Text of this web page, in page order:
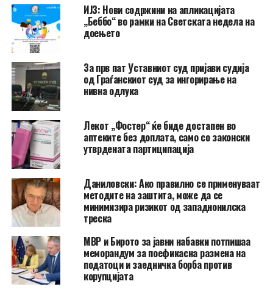
ИЈЗ: Нови содржини на апликацијата
„Беббо“ во рамки на Светската недела на
доењето
За прв пат Уставниот суд пријави судија
од Граѓанскиот суд за ингорирање на
нивна одлука
Лекот „Фостер“ ќе биде достапен во
аптеките без доплата, само со законски
утврдената партиципација
Даниловски: Ако правилно се применуваат
методите на заштита, може да се
минимизира ризикот од западнонилска
треска
МВР и Бирото за јавни набавки потпишаа
меморандум за поефикасна размена на
податоци и заедничка борба против
корупцијата